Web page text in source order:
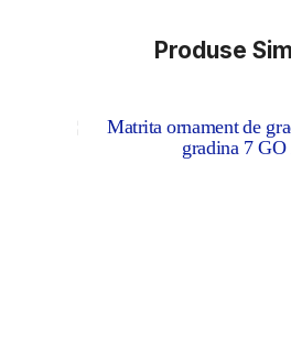
Produse